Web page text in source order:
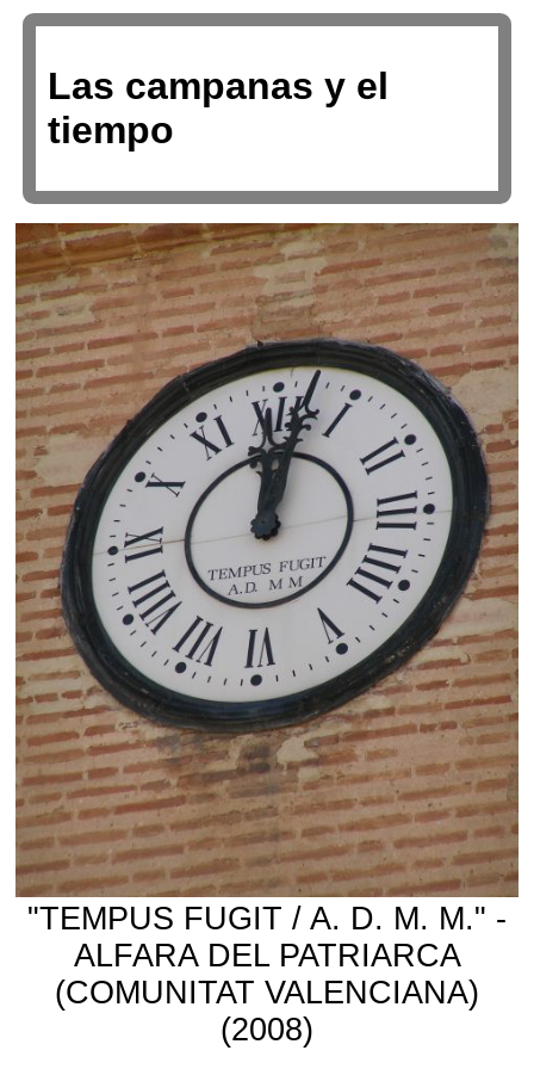
Las campanas y el
tiempo
"TEMPUS FUGIT / A. D. M. M." -
ALFARA DEL PATRIARCA
(COMUNITAT VALENCIANA)
(2008)